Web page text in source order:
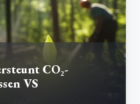
CO₂-
VS